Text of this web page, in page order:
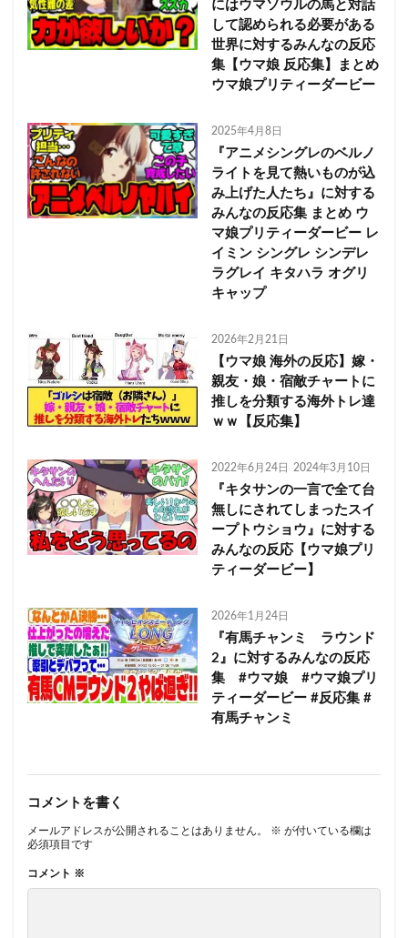
にはウマソウルの馬と対話
して認められる必要がある
世界に対するみんなの反応
集【ウマ娘 反応集】まとめ
ウマ娘プリティーダービー
2025年4月8日
『アニメシングレのベルノ
ライトを見て熱いものが込
み上げた人たち』に対する
みんなの反応集 まとめ ウ
マ娘プリティーダービー レ
イミン シングレ シンデレ
ラグレイ キタハラ オグリ
キャップ
2026年2月21日
【ウマ娘 海外の反応】嫁・
親友・娘・宿敵チャートに
推しを分類する海外トレ達
ｗｗ【反応集】
2022年6月24日 2024年3月10日
『キタサンの一言で全て台
無しにされてしまったスイ
ープトウショウ』に対する
みんなの反応【ウマ娘プリ
ティーダービー】
2026年1月24日
『有馬チャンミ ラウンド
2』に対するみんなの反応
集 #ウマ娘 #ウマ娘プリ
ティーダービー #反応集 #
有馬チャンミ
コメントを書く
メールアドレスが公開されることはありません。 ※ が付いている欄は
必須項目です
コメント ※